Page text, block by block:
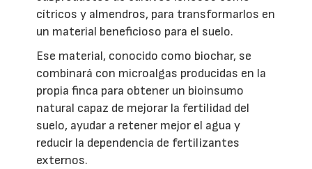
cítricos y almendros, para transformarlos en
un material beneficioso para el suelo.
Ese material, conocido como biochar, se
combinará con microalgas producidas en la
propia finca para obtener un bioinsumo
natural capaz de mejorar la fertilidad del
suelo, ayudar a retener mejor el agua y
reducir la dependencia de fertilizantes
externos.